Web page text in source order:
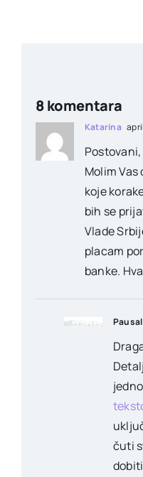
8 komentara
Katarina
Postovani,
Molim
koje
bih se
Vlade
placam
banke.
Pausal
čuti